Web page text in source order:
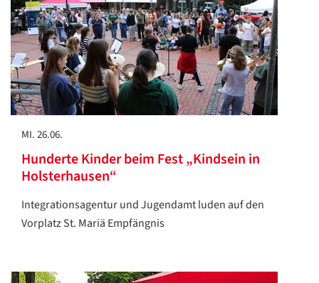
MI. 26.06.
Hunderte Kinder beim Fest „Kindsein in
Holsterhausen“
Integrationsagentur und Jugendamt luden auf den
Vorplatz St. Mariä Empfängnis